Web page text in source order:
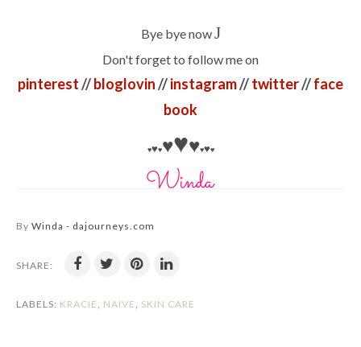
Bye bye nowJ
Don't forget to follow me on
pinterest//bloglovin//instagram//twitter//face
book
♥♥♥♥♥♥♥♥♥
By Winda - dajourneys.com
SHARE:
LABELS: KRACIE NAIVE SKIN CARE